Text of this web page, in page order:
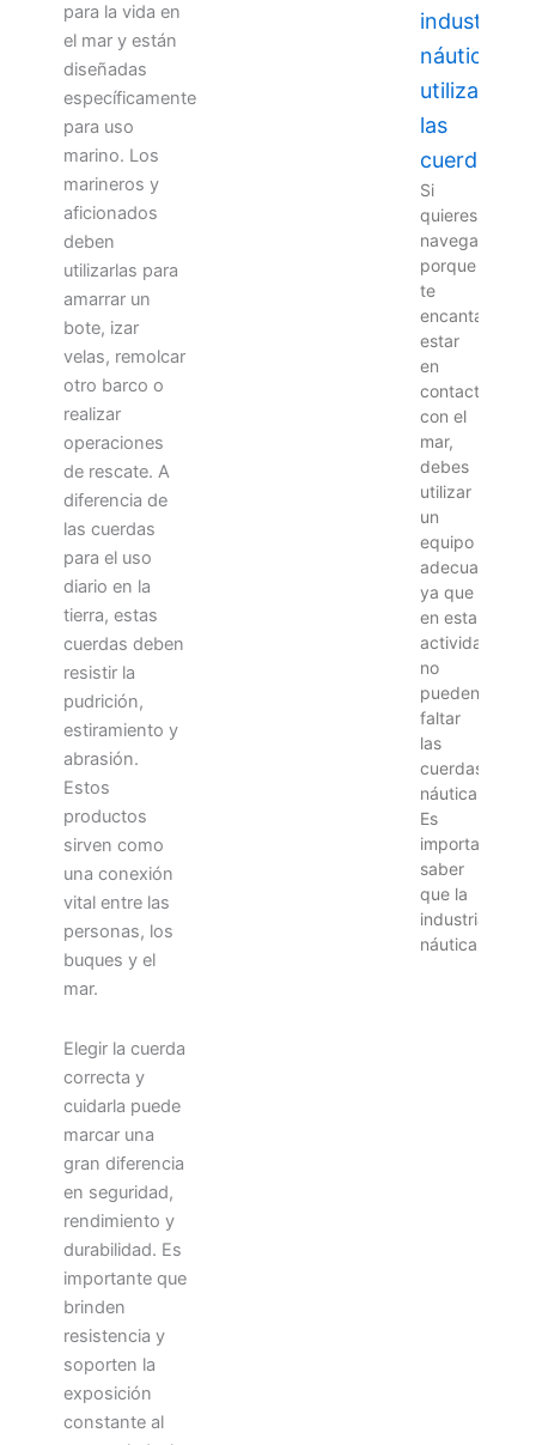
para la vida en
el mar y están
diseñadas
específicamente
para uso
marino. Los
marineros y
aficionados
deben
utilizarlas para
amarrar un
bote, izar
velas, remolcar
otro barco o
realizar
operaciones
de rescate. A
diferencia de
las cuerdas
para el uso
diario en la
tierra, estas
cuerdas deben
resistir la
pudrición,
estiramiento y
abrasión.
Estos
productos
sirven como
una conexión
vital entre las
personas, los
buques y el
mar.
Elegir la cuerda
correcta y
cuidarla puede
marcar una
gran diferencia
en seguridad,
rendimiento y
durabilidad. Es
importante que
brinden
resistencia y
soporten la
exposición
constante al
industria
náutica
utiliza
las
cuerdas
Si
quieres
navegar
porque
te
encanta
estar
en
contacto
con el
mar,
debes
utilizar
un
equipo
adecuado,
ya que
en esta
actividad
no
pueden
faltar
las
cuerdas
náuticas.
Es
importante
saber
que la
industria
náutica